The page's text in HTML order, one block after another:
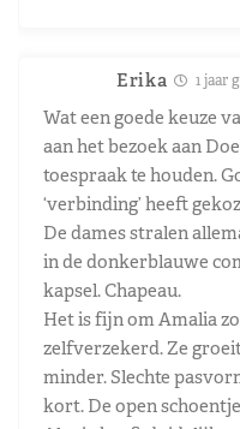
Erika 1 jaar
Wat een goede keuze
aan het bezoek aan
toespraak te houden.
‘verbinding’ heeft
De dames stralen
in de donkerblauwe
kapsel. Chapeau.
Het is fijn om Amalia
zelfverzekerd. Ze
minder. Slechte
kort. De open